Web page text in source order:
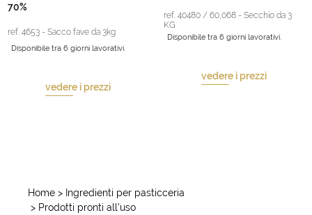
70%
ref. 4653 - Sacco fave da 3kg
Disponibile tra 6 giorni lavorativi.
vedere i prezzi
ref. 40480 / 60,068 - Secchio da 3
KG
Disponibile tra 6 giorni lavorativi.
vedere i prezzi
Home > Ingredienti per pasticceria
> Prodotti pronti all'uso